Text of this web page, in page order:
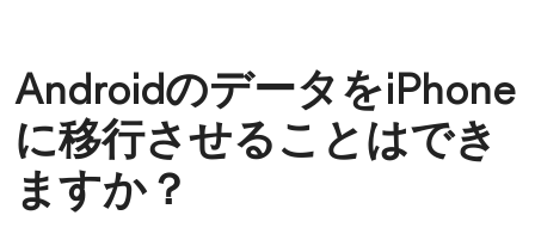
AndroidのデータをiPhone
に移行させることはでき
ますか？